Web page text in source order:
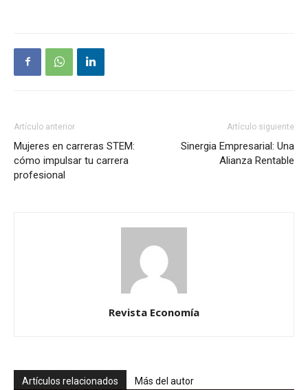
Artículo anterior
Mujeres en carreras STEM:
cómo impulsar tu carrera
profesional
Artículo siguiente
Sinergia Empresarial: Una
Alianza Rentable
Revista Economía
Artículos relacionados Más del autor